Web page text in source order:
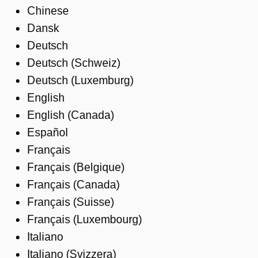
Chinese
Dansk
Deutsch
Deutsch (Schweiz)
Deutsch (Luxemburg)
English
English (Canada)
Español
Français
Français (Belgique)
Français (Canada)
Français (Suisse)
Français (Luxembourg)
Italiano
Italiano (Svizzera)